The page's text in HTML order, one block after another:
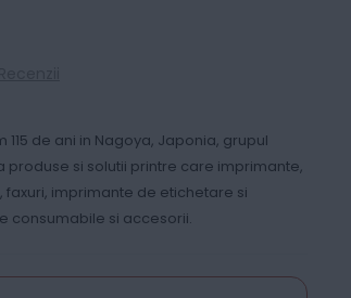
115 de ani in Nagoya, Japonia, grupul
produse si solutii printre care imprimante,
faxuri, imprimante de etichetare si
consumabile si accesorii.